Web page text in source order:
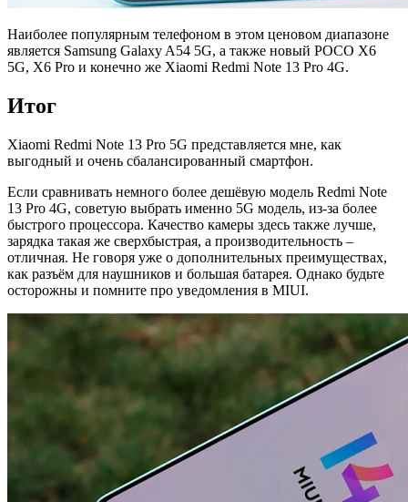
Наиболее популярным телефоном в этом ценовом диапазоне
является Samsung Galaxy A54 5G, а также новый POCO X6
5G, X6 Pro и конечно же Xiaomi Redmi Note 13 Pro 4G.
Итог
Xiaomi Redmi Note 13 Pro 5G представляется мне, как
выгодный и очень сбалансированный смартфон.
Если сравнивать немного более дешёвую модель Redmi Note
13 Pro 4G, советую выбрать именно 5G модель, из-за более
быстрого процессора. Качество камеры здесь также лучше,
зарядка такая же сверхбыстрая, а производительность –
отличная. Не говоря уже о дополнительных преимуществах,
как разъём для наушников и большая батарея. Однако будьте
осторожны и помните про уведомления в MIUI.